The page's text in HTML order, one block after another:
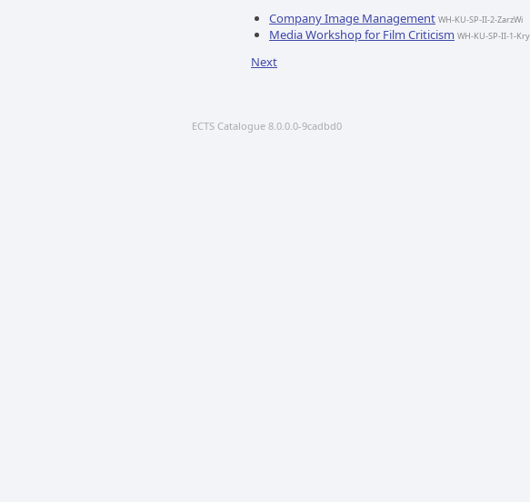
Company Image Management WH-KU-SP-II-2-ZarzWi
Media Workshop for Film Criticism WH-KU-SP-II-1-
Next
ECTS Catalogue 8.0.0.0-9cadbd0